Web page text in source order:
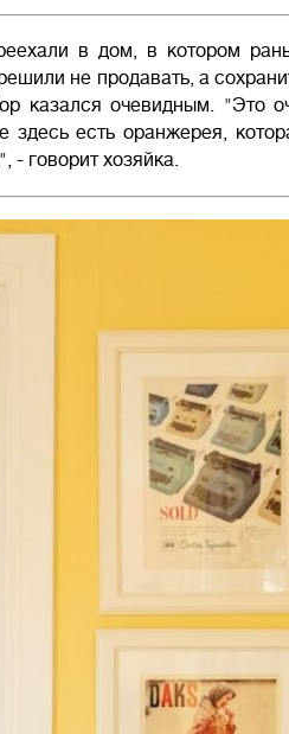
в дом, в котором
не продавать, а
казался очевидным. "Это
здесь есть оранжерея,
- говорит хозяйка.